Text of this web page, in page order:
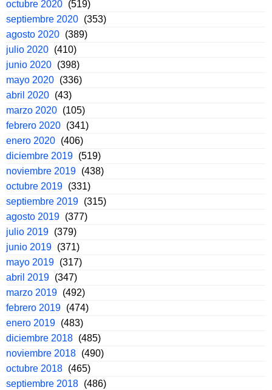
octubre 2020 (519)
septiembre 2020 (353)
agosto 2020 (389)
julio 2020 (410)
junio 2020 (398)
mayo 2020 (336)
abril 2020 (43)
marzo 2020 (105)
febrero 2020 (341)
enero 2020 (406)
diciembre 2019 (519)
noviembre 2019 (438)
octubre 2019 (331)
septiembre 2019 (315)
agosto 2019 (377)
julio 2019 (379)
junio 2019 (371)
mayo 2019 (317)
abril 2019 (347)
marzo 2019 (492)
febrero 2019 (474)
enero 2019 (483)
diciembre 2018 (485)
noviembre 2018 (490)
octubre 2018 (465)
septiembre 2018 (486)